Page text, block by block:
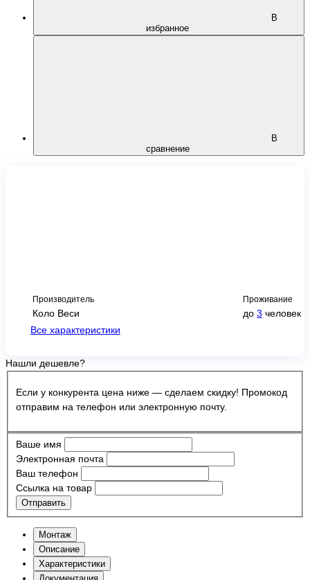
В
избранное
В
сравнение
Производитель
Коло Веси
Проживание
до 3 человек
Все характеристики
Нашли дешевле?
Если у конкурента цена ниже — сделаем скидку! Промокод
отправим на телефон или электронную почту.
Ваше имя
Электронная почта
Ваш телефон
Ссылка на товар
Отправить
Монтаж
Описание
Характеристики